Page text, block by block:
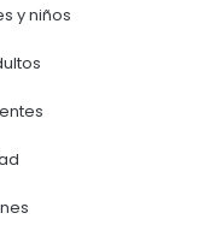
y niños